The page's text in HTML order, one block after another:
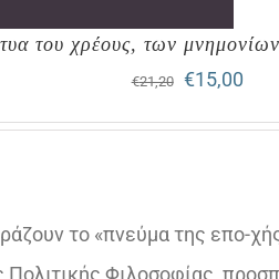
του χρέους, των μνημονίων
€21,20
Original
price
€15,00Η
το «πνεύμα της επο-
Φιλοσοφίας,